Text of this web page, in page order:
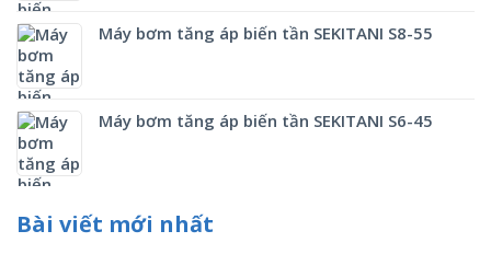
Máy bơm tăng áp biến tần SEKITANI S8-55
Máy bơm tăng áp biến tần SEKITANI S6-45
Bài viết mới nhất